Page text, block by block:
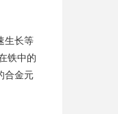
生长等
铁中的
合金元